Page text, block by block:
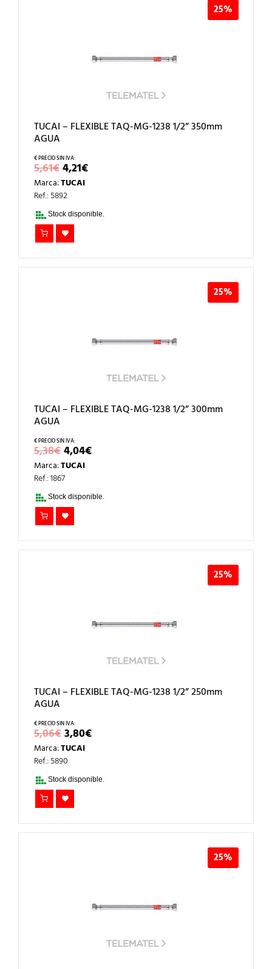
25%
TUCAI – FLEXIBLE TAQ-MG-1238 1/2” 350mm
AGUA
5,61€EL
PRECIO
ORIGINAL
ERA:
5,61€.
4,21€EL
PRECIO
4,21€.
Marca:TUCAI
Ref.: 5892
Stock disponible.
25%
TUCAI – FLEXIBLE TAQ-MG-1238 1/2” 300mm
AGUA
5,38€EL
PRECIO
ORIGINAL
ERA:
5,38€.
4,04€EL
PRECIO
4,04€.
Marca:TUCAI
Ref.: 1867
Stock disponible.
25%
TUCAI – FLEXIBLE TAQ-MG-1238 1/2” 250mm
AGUA
5,06€EL
PRECIO
ORIGINAL
ERA:
5,06€.
3,80€EL
PRECIO
3,80€.
Marca:TUCAI
Ref.: 5890
Stock disponible.
25%